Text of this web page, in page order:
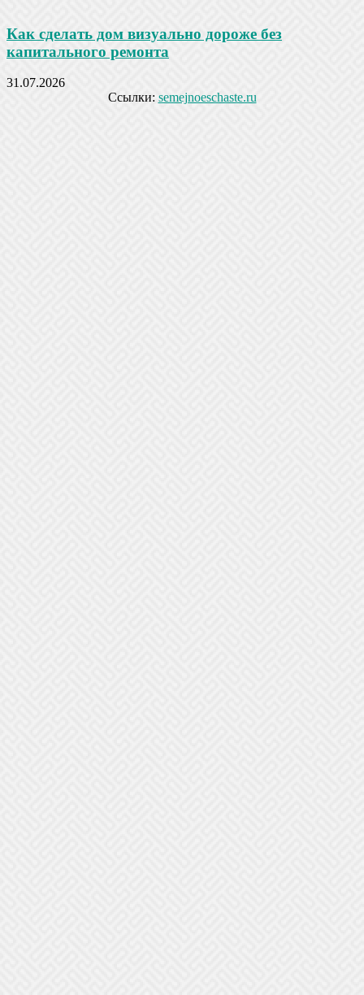
Как сделать дом визуально дороже без
капитального ремонта
31.07.2026
Ссылки: semejnoeschaste.ru